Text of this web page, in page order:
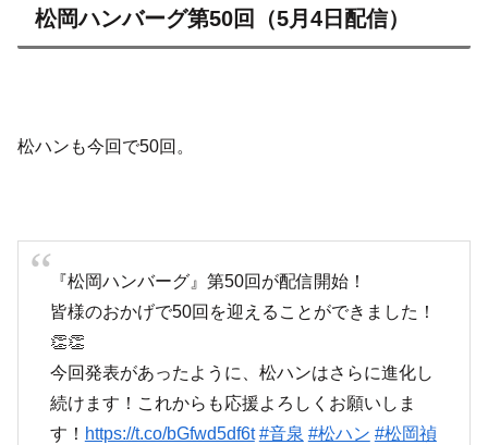
松岡ハンバーグ第50回（5月4日配信）
松ハンも今回で50回。
『松岡ハンバーグ』第50回が配信開始！
皆様のおかげで50回を迎えることができました！
👏👏
今回発表があったように、松ハンはさらに進化し
続けます！これからも応援よろしくお願いしま
す！ https://t.co/bGfwd5df6t #音泉 #松ハン #松岡禎